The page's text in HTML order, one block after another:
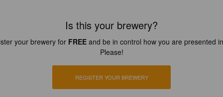
Is this your brewery?
your brewery for FREEand be in control how you are presented
Please!
REGISTER YOUR BREWERY